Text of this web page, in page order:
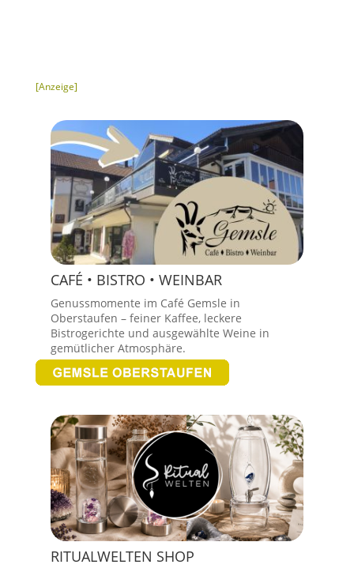
[Anzeige]
CAFÉ • BISTRO • WEINBAR
Genussmomente im Café Gemsle in
Oberstaufen – feiner Kaffee, leckere
Bistrogerichte und ausgewählte Weine in
gemütlicher Atmosphäre.
RITUALWELTEN SHOP